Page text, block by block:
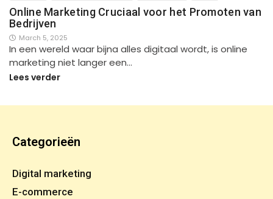
Online Marketing Cruciaal voor het Promoten van
Bedrijven
March 5, 2025
In een wereld waar bijna alles digitaal wordt, is online
marketing niet langer een…
Lees verder
Categorieën
Digital marketing
E-commerce